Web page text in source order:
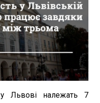
Львові належать 7